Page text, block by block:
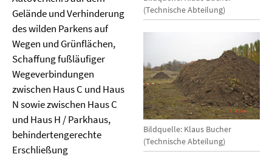
(Technische Abteilung)
Bildquelle: Klaus Bucher
(Technische Abteilung)
Gelände und Verhinderung
des wilden Parkens auf
Wegen und Grünflächen,
Schaffung fußläufiger
Wegeverbindungen
zwischen Haus C und Haus
N sowie zwischen Haus C
und Haus H / Parkhaus,
behindertengerechte
Erschließung